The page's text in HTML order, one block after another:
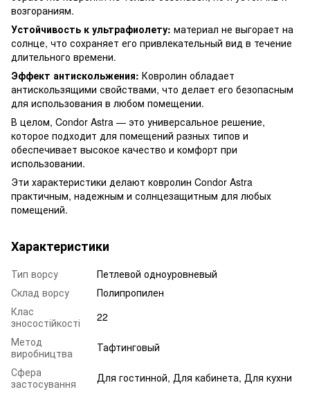
возгораниям.
Устойчивость к ультрафиолету: материал не выгорает на
солнце, что сохраняет его привлекательный вид в течение
длительного времени.
Эффект антискольжения: Ковролин обладает
антискользящими свойствами, что делает его безопасным
для использования в любом помещении.
В целом, Condor Astra — это универсальное решение,
которое подходит для помещений разных типов и
обеспечивает высокое качество и комфорт при
использовании.
Эти характеристики делают ковролин Condor Astra
практичным, надежным и солнцезащитным для любых
помещений.
Характеристики
Тип ворсу
Петлевой одноуровневый
Склад ворсу
Полипропилен
Клас
зносостійкості
22
Метод
виробництва
Тафтинговый
Сфера
застосування
Для гостинной, Для кабинета, Для кухни